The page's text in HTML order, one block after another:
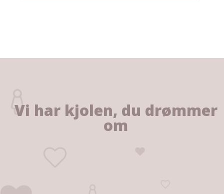
Vi har kjolen, du drømmer
om